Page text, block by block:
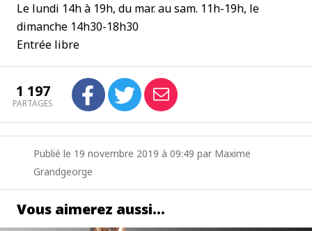
Le lundi 14h à 19h, du mar. au sam. 11h-19h, le
dimanche 14h30-18h30
Entrée libre
1 197
PARTAGES
Publié le 19 novembre 2019 à 09:49 par Maxime
Grandgeorge
Vous aimerez aussi…